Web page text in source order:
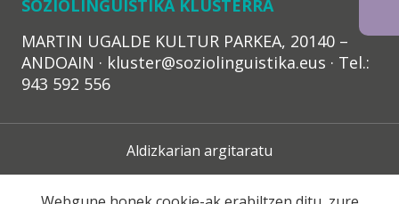
SOZIOLINGUISTIKA KLUSTERRA
MARTIN UGALDE KULTUR PARKEA, 20140 –
ANDOAIN · kluster@soziolinguistika.eus · Tel.:
943 592 556
Aldizkarian argitaratu
Lege Oharra